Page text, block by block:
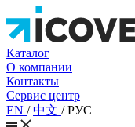
Каталог
О компании
Контакты
Сервис центр
EN /中文 /РУС